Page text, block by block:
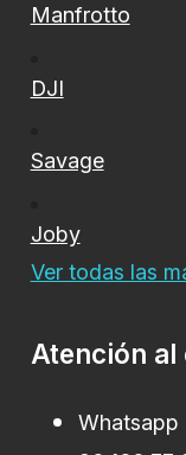
Manfrotto
DJI
Savage
Joby
Ver todas las
Atención al
Whatsapp